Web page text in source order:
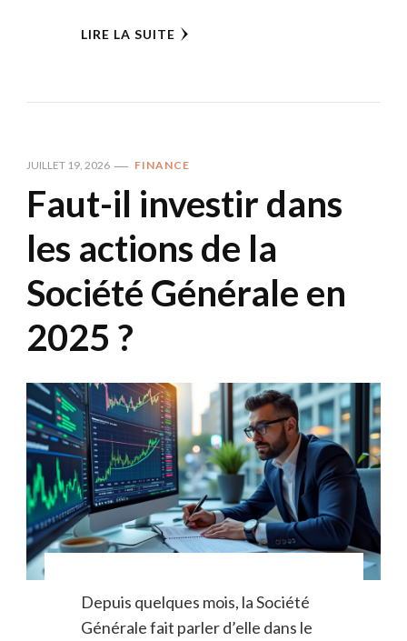
LIRE LA SUITE
JUILLET 19, 2026 FINANCE
Faut-il investir dans
les actions de la
Société Générale en
2025 ?
Depuis quelques mois, la Société
Générale fait parler d’elle dans le